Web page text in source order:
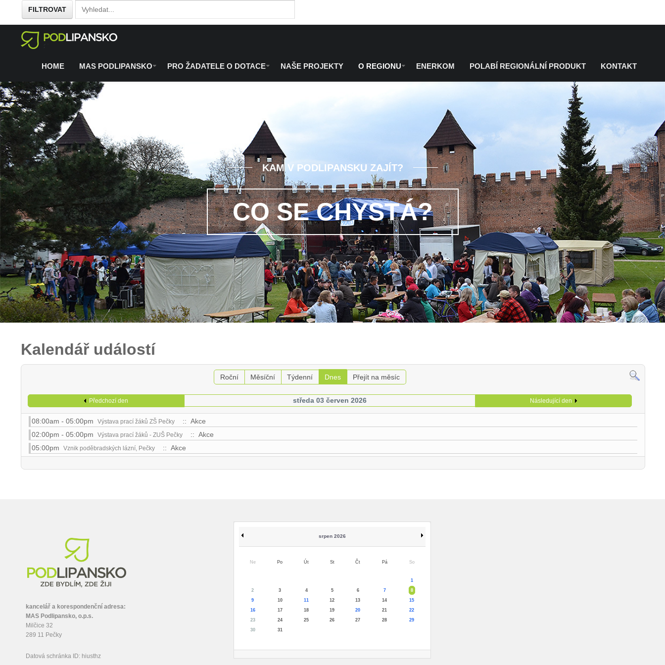
FILTROVAT
HOME MAS PODLIPANSKO PRO ŽADATELE O DOTACE NAŠE PROJEKTY O REGIONU ENERKOM POLABÍ REGIONÁLNÍ PRODUKT KONTAKT
/ O regionu / Co se chystá
KAM V PODLIPANSKU ZAJÍT?
CO SE CHYSTÁ?
Kalendář událostí
Roční Měsíční Týdenní Dnes Přejít na měsíc
Předchozí den středa 03 červen 2026 Následující den
08:00am - 05:00pm Výstava prací žáků ZŠ Pečky
:: Akce
02:00pm - 05:00pm Výstava prací žáků - ZUŠ Pečky
:: Akce
05:00pm Vznik poděbradských lázní, Pečky :: Akce
kancelář a korespondenční adresa:
MAS Podlipansko, o.p.s.
Milčice 32
289 11 Pečky
Datová schránka ID: hiusthz
srpen 2026
Ne Po Út St Čt Pá So
1
2
3 4 5 6 7
8
9
10 11 12 13 14
15
16
17 18 19 20 21
22
23
24 25 26 27 28
29
30
31